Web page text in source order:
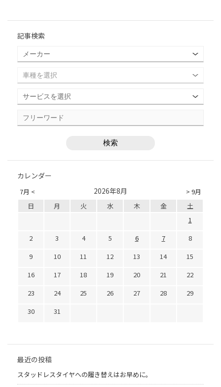
記事検索
カレンダー
7月 < > 9月
2026年8月
日 月 火 水 木 金
土
1
2
3 4 5 6 7
8
9
10 11 12 13 14
15
16
17 18 19 20 21
22
23
24 25 26 27 28
29
30
31
最近の投稿
スタッドレスタイヤへの履き替えはお早めに。